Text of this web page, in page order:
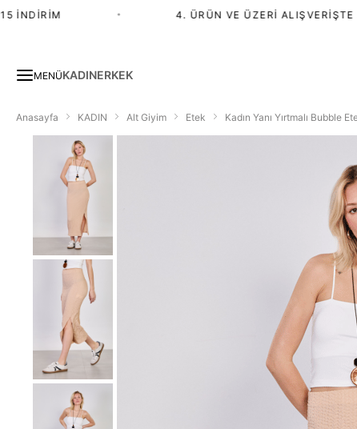
4. ÜRÜN VE ÜZERI ALIŞVERIŞTE
MENÜKADINERKEK
Anasayfa KADIN Alt Giyim Etek Kadın Yanı Yırtmalı Bubble